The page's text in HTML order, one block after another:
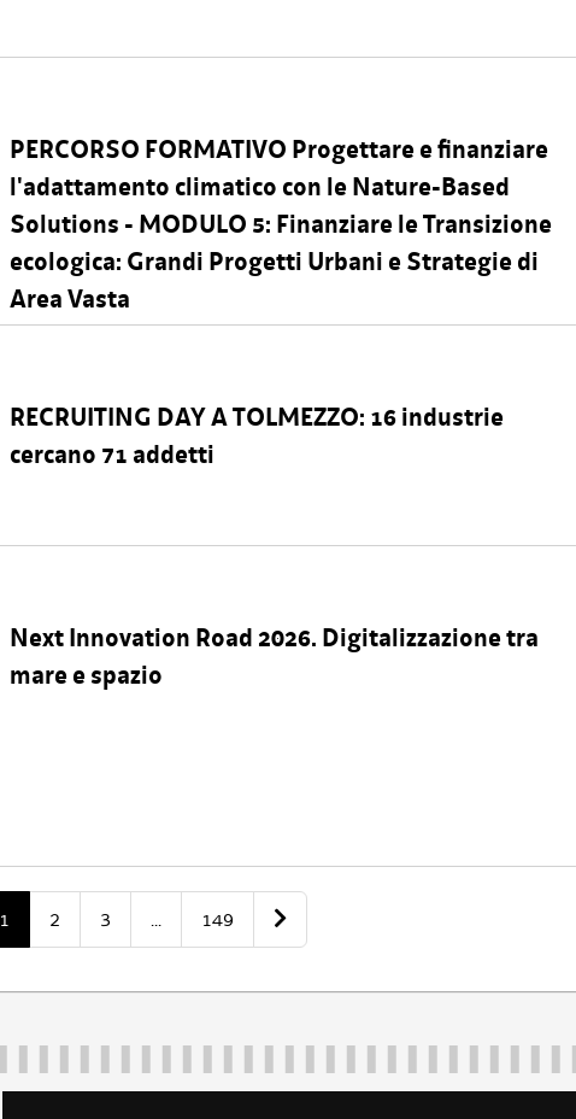
PERCORSO FORMATIVO Progettare e finanziare
l'adattamento climatico con le Nature-Based
Solutions - MODULO 5: Finanziare le Transizione
ecologica: Grandi Progetti Urbani e Strategie di
Area Vasta
RECRUITING DAY A TOLMEZZO: 16 industrie
cercano 71 addetti
Next Innovation Road 2026. Digitalizzazione tra
mare e spazio
1 2 3 ... 149